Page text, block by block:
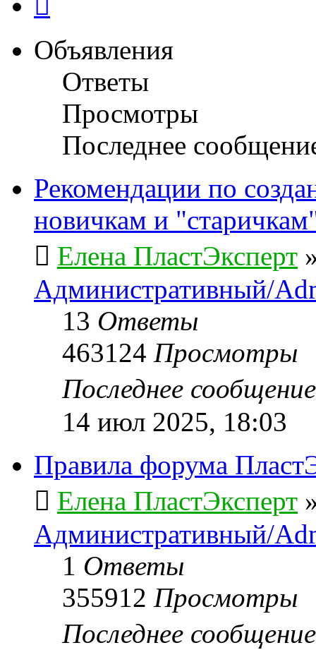
Объявления
Ответы
Просмотры
Последнее
Рекомендации по
новичкам и
Елена ПластЭксперт
Административный/
13 Ответы
463124 Просмотры
Последнее
14 июл 2025, 18:03
Правила форума
Елена ПластЭксперт
Административный/
1 Ответы
355912 Просмотры
Последнее